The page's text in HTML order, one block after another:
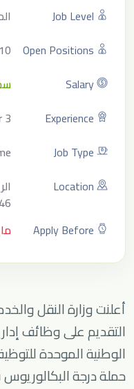
Job Level
Open Positions
10
Salary
Experience
3 Year
Job Type
Location
Apply Before
مايو
أعلنت وزارة النقل
التقديم على وظائف
الوطنية الموحدة
حملة درجة